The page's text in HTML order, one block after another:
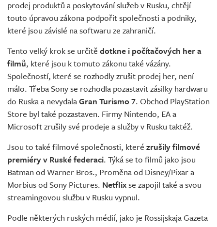
prodej produktů a poskytování služeb v Rusku, chtějí
touto úpravou zákona podpořit společnosti a podniky,
které jsou závislé na softwaru ze zahraničí.
Tento velký krok se určitě dotkne i počítačových her a
filmů, které jsou k tomuto zákonu také vázány.
Společností, které se rozhodly zrušit prodej her, není
málo. Třeba Sony se rozhodla pozastavit zásilky hardwaru
do Ruska a nevydalaGran Turismo 7. Obchod PlayStation
Store byl také pozastaven. Firmy Nintendo, EA a
Microsoft zrušily své prodeje a služby v Rusku taktéž.
Jsou to také filmové společnosti, které zrušily filmové
premiéry v Ruské federaci. Týká se to filmů jako jsou
Batman od Warner Bros., Proměna od Disney/Pixar a
Morbius od Sony Pictures. Netflixse zapojil také a svou
streamingovou službu v Rusku vypnul.
Podle některých ruských médií, jako je Rossijskaja Gazeta